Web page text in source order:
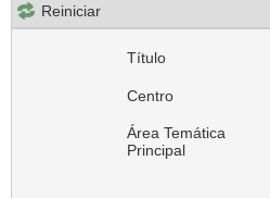
Reiniciar
Título
Centro
Área Temática
Principal